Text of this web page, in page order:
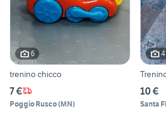
6
trenino chicco
7 €
Poggio Rusco(MN)
4
10 €
Santa